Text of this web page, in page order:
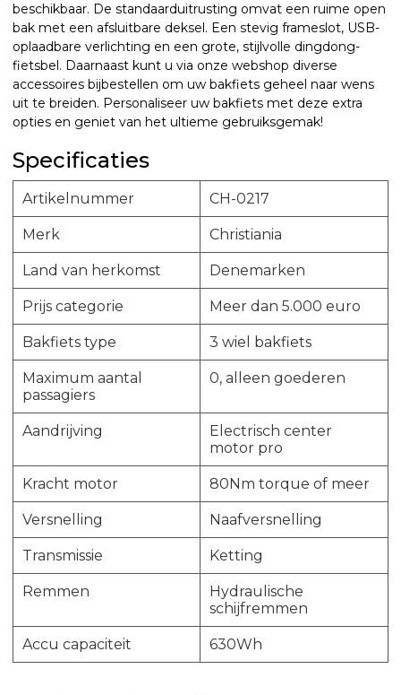
beschikbaar. De standaarduitrusting omvat een ruime open
bak met een afsluitbare deksel. Een stevig frameslot, USB-
oplaadbare verlichting en een grote, stijlvolle dingdong-
fietsbel. Daarnaast kunt u via onze webshop diverse
accessoires bijbestellen om uw bakfiets geheel naar wens
uit te breiden. Personaliseer uw bakfiets met deze extra
opties en geniet van het ultieme gebruiksgemak!
Specificaties
Artikelnummer CH-0217
Merk Christiania
Land van herkomst Denemarken
Prijs categorie Meer dan 5.000 euro
Bakfiets type 3 wiel bakfiets
Maximum aantal
passagiers
0, alleen goederen
Aandrijving
Electrisch center
motor pro
Kracht motor 80Nm torque of meer
Versnelling Naafversnelling
Transmissie Ketting
Remmen
Hydraulische
schijfremmen
Accu capaciteit 630Wh